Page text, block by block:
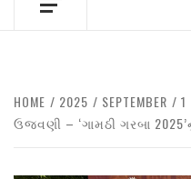
HOME 2025 SEPTEMBER 1
ઉજવણી – ‘ગામઠી ગરબા